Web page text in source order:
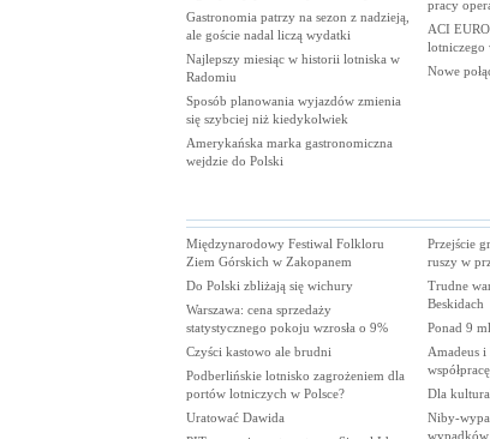
Gastronomia patrzy na sezon z nadzieją,
ale goście nadal liczą wydatki
Najlepszy miesiąc w historii lotniska w
Radomiu
Sposób planowania wyjazdów zmienia
się szybciej niż kiedykolwiek
Amerykańska marka gastronomiczna
wejdzie do Polski
pracy
ACI
lotniczego
Nowe
Międzynarodowy Festiwal Folkloru
Ziem Górskich w Zakopanem
Do Polski zbliżają się wichury
Warszawa: cena sprzedaży
statystycznego pokoju wzrosła o 9%
Czyści kastowo ale brudni
Podberlińskie lotnisko zagrożeniem dla
portów lotniczych w Polsce?
Uratować Dawida
Przejście
ruszy w
Trudne
Beskidach
Ponad 9
Amadeus
Dla
Niby-
wypadków